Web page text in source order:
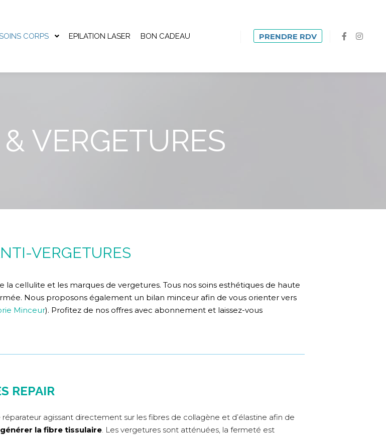
CORPS EPILATION LASER BON CADEAU PRENDRE RDV
VERGETURES
VERGETURES
cellulite et les marques de vergetures. Tous nos soins esthétiques de haute
Nous proposons également un bilan minceur afin de vous orienter vers
Minceur). Profitez de nos offres avec abonnement et laissez-vous
REPAIR
agissant directement sur les fibres de collagène et d’élastine afin de
la fibre tissulaire . Les vergetures sont atténuées, la fermeté est